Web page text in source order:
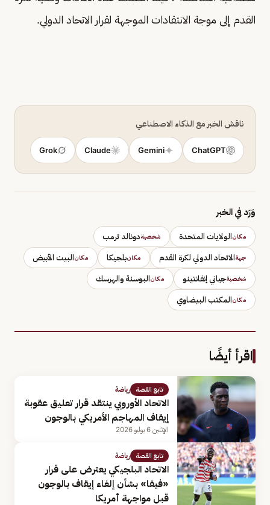
القدم إلى موجة الانتقادات الموجهة لقرار الاتحاد الدولي.
ناقش الخبر مع الذكاء الاصطناعي
ChatGPT
Gemini
Claude
Grok
وَرَد في الخبر
مكانالولايات المتحدة شخصيةدونالد ترمب
جهةالاتحاد الدولي لكرة القدم مكانبلجيكا مكانالبيت الأبيض
شخصيةجياني إنفانتينو مكانالبوسنة والهرسك
مكانالمكتب البيضاوي
اقرأ أيضًا
تابع القصة رياضة
الاتحاد الأوروبي ينتقد قرار تعليق عقوبة
إيقاف المهاجم الأمريكي بالوجون
الإثنين 6 يوليو 2026
تابع القصة رياضة
الاتحاد البلجيكي يعترض على قرار
«فيفا» بشأن إلغاء إيقاف بالوجون
قبل مواجهة أمريكا